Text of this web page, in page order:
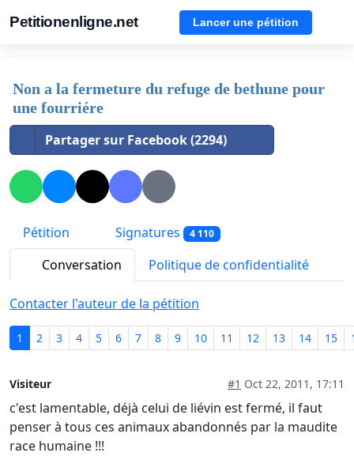
Petitionenligne.net Lancer une pétition
Non a la fermeture du refuge de bethune pour
une fourriére
Partager sur Facebook (2294)
Pétition Signatures 4 110
Conversation Politique de confidentialité
Contacter l'auteur de la pétition
1 2 3 4 5 6 7 8 9 10 11 12 13 14 15
Visiteur #1 Oct 22, 2011, 17:11
c'est lamentable, déjà celui de liévin est fermé, il faut
penser à tous ces animaux abandonnés par la maudite
race humaine !!!